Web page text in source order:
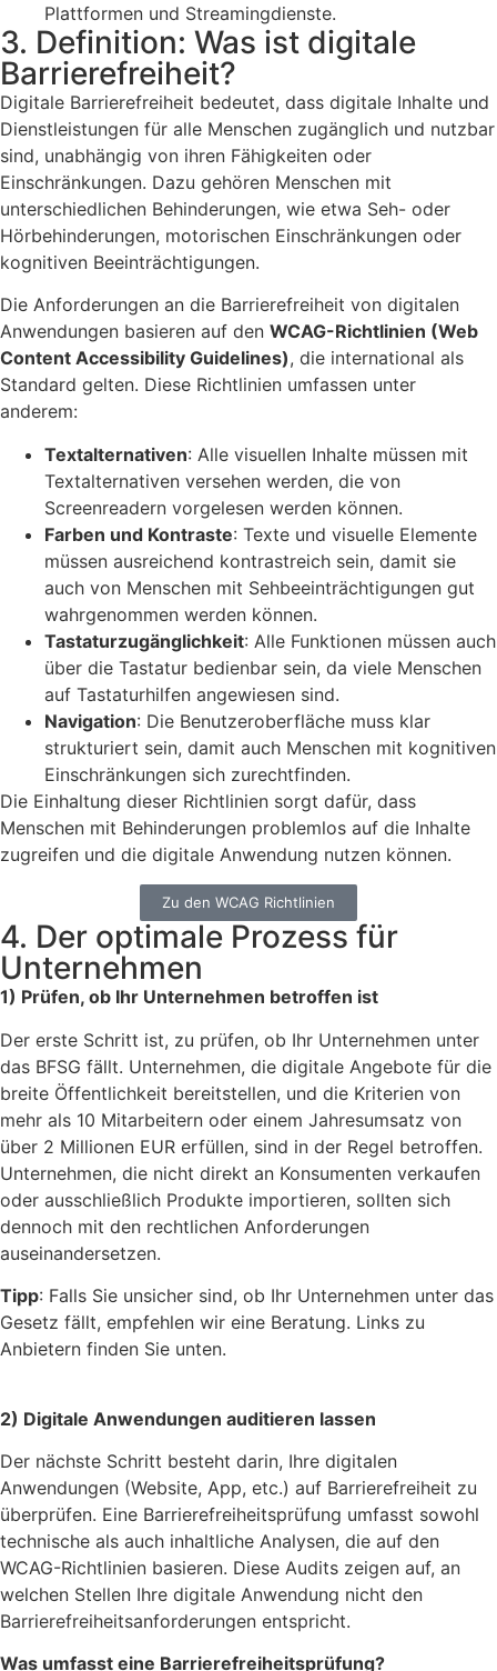
Plattformen und Streamingdienste.
3. Definition: Was ist digitale
Barrierefreiheit?
Digitale Barrierefreiheit bedeutet, dass digitale Inhalte und
Dienstleistungen für alle Menschen zugänglich und nutzbar
sind, unabhängig von ihren Fähigkeiten oder
Einschränkungen. Dazu gehören Menschen mit
unterschiedlichen Behinderungen, wie etwa Seh- oder
Hörbehinderungen, motorischen Einschränkungen oder
kognitiven Beeinträchtigungen.
Die Anforderungen an die Barrierefreiheit von digitalen
Anwendungen basieren auf den WCAG-Richtlinien (Web
Content Accessibility Guidelines), die international als
Standard gelten. Diese Richtlinien umfassen unter
anderem:
Textalternativen: Alle visuellen Inhalte müssen mit
Textalternativen versehen werden, die von
Screenreadern vorgelesen werden können.
Farben und Kontraste: Texte und visuelle Elemente
müssen ausreichend kontrastreich sein, damit sie
auch von Menschen mit Sehbeeinträchtigungen gut
wahrgenommen werden können.
Tastaturzugänglichkeit: Alle Funktionen müssen auch
über die Tastatur bedienbar sein, da viele Menschen
auf Tastaturhilfen angewiesen sind.
Navigation: Die Benutzeroberfläche muss klar
strukturiert sein, damit auch Menschen mit kognitiven
Einschränkungen sich zurechtfinden.
Die Einhaltung dieser Richtlinien sorgt dafür, dass
Menschen mit Behinderungen problemlos auf die Inhalte
zugreifen und die digitale Anwendung nutzen können.
Zu den WCAG Richtlinien
4. Der optimale Prozess für
Unternehmen
1) Prüfen, ob Ihr Unternehmen betroffen ist
Der erste Schritt ist, zu prüfen, ob Ihr Unternehmen unter
das BFSG fällt. Unternehmen, die digitale Angebote für die
breite Öffentlichkeit bereitstellen, und die Kriterien von
mehr als 10 Mitarbeitern oder einem Jahresumsatz von
über 2 Millionen EUR erfüllen, sind in der Regel betroffen.
Unternehmen, die nicht direkt an Konsumenten verkaufen
oder ausschließlich Produkte importieren, sollten sich
dennoch mit den rechtlichen Anforderungen
auseinandersetzen.
Tipp: Falls Sie unsicher sind, ob Ihr Unternehmen unter das
Gesetz fällt, empfehlen wir eine Beratung. Links zu
Anbietern finden Sie unten.
2) Digitale Anwendungen auditieren lassen
Der nächste Schritt besteht darin, Ihre digitalen
Anwendungen (Website, App, etc.) auf Barrierefreiheit zu
überprüfen. Eine Barrierefreiheitsprüfung umfasst sowohl
technische als auch inhaltliche Analysen, die auf den
WCAG-Richtlinien basieren. Diese Audits zeigen auf, an
welchen Stellen Ihre digitale Anwendung nicht den
Barrierefreiheitsanforderungen entspricht.
Was umfasst eine Barrierefreiheitsprüfung?